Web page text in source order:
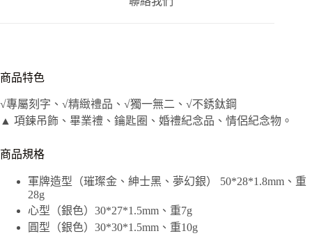
商品特色
√專屬刻字、√精緻禮品、√獨一無二、√不銹鈦鋼
▲ 項鍊吊飾、畢業禮、鑰匙圈、婚禮紀念品、情侶紀念物。
商品規格
軍牌造型（璀璨金、紳士黑、夢幻銀） 50*28*1.8mm、重
28g
心型（銀色）30*27*1.5mm、重7g
圓型（銀色）30*30*1.5mm、重10g